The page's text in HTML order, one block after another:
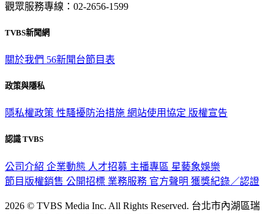
觀眾服務專線：02-2656-1599
TVBS新聞網
關於我們 56新聞台節目表
政策與隱私
隱私權政策 性騷擾防治措施 網站使用協定 版權宣告
認識 TVBS
公司介紹 企業動態 人才招募 主播專區 星藝象娛樂
節目版權銷售 公開招標 業務服務 官方聲明 獲獎紀錄／認證
2026 © TVBS Media Inc. All Rights Reserved. 台北市內湖區瑞